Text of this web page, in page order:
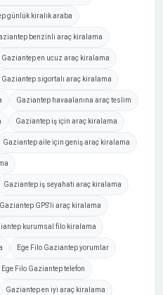
günlük kiralık araba
benzinli araç kiralama
Gaziantep en ucuz araç kiralama
Gaziantep sigortalı araç kiralama
Gaziantep havaalanına araç teslim
Gaziantep iş için araç kiralama
Gaziantep aile için geniş araç kiralama
Gaziantep iş seyahati araç kiralama
Gaziantep GPS'li araç kiralama
kurumsal filo kiralama
Ege Filo Gaziantep yorumlar
Ege Filo Gaziantep telefon
Gaziantep en iyi araç kiralama